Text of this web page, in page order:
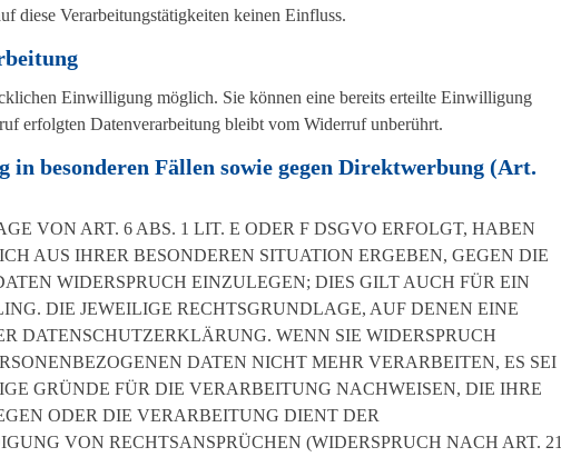
diese Verarbeitungstätigkeiten keinen Einfluss.
Einwilligung möglich. Sie können eine bereits erteilte Einwilligung
erfolgten Datenverarbeitung bleibt vom Widerruf unberührt.
in besonderen Fällen sowie gegen Direktwerbung (Art.
VON ART. 6 ABS. 1 LIT. E ODER F DSGVO ERFOLGT, HABEN
AUS IHRER BESONDEREN SITUATION ERGEBEN, GEGEN DIE
WIDERSPRUCH EINZULEGEN; DIES GILT AUCH FÜR EIN
DIE JEWEILIGE RECHTSGRUNDLAGE, AUF DENEN EINE
DATENSCHUTZERKLÄRUNG. WENN SIE WIDERSPRUCH
DATEN NICHT MEHR VERARBEITEN, ES SEI
GRÜNDE FÜR DIE VERARBEITUNG NACHWEISEN, DIE IHRE
ODER DIE VERARBEITUNG DIENT DER
VON RECHTSANSPRÜCHEN (WIDERSPRUCH NACH ART. 21